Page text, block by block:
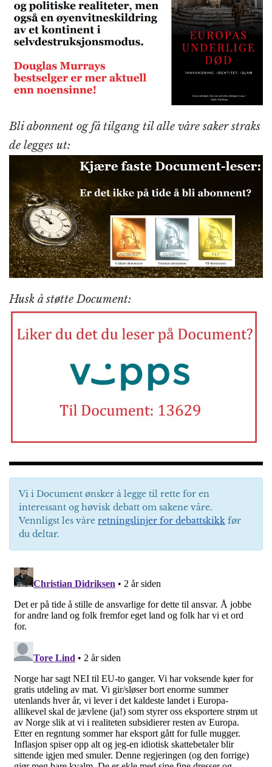
Bli abonnent og få tilgang til alle våre saker straks
de legges ut:
Husk å støtte Document:
Vi i Document ønsker å legge til rette for en
interessant og høvisk debatt om sakene våre.
Vennligst les våre retningslinjer for debattskikk før
du deltar.